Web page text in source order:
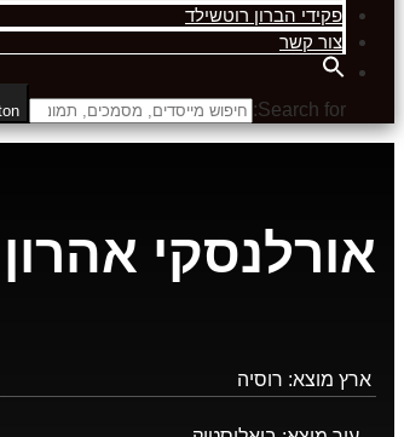
פקידי הברון רוטשילד
צור קשר
Search for:
אורלנסקי
ארץ מוצא: רוסיה